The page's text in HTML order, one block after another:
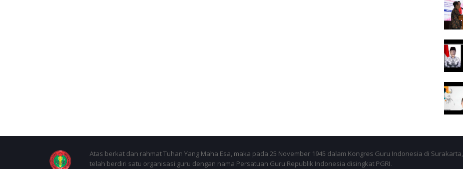
Atas berkat dan rahmat Tuhan Yang Maha Esa, maka pada 25 November 1945 dalam Kongres Guru Indonesia di Surakarta,
telah berdiri satu organisasi guru dengan nama Persatuan Guru Republik Indonesia disingkat PGRI.